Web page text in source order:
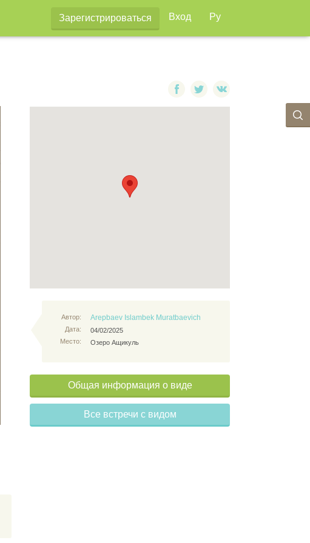
Зарегистрироваться Вход Ру
Автор:
Дата:
Место:
Arepbaev Islambek Muratbaevich
04/02/2025
Озеро Ащикуль
Общая информация о виде
Все встречи с видом